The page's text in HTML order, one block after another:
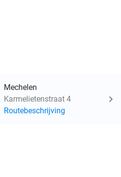
Mechelen
Karmelietenstraat 4
Routebeschrijving